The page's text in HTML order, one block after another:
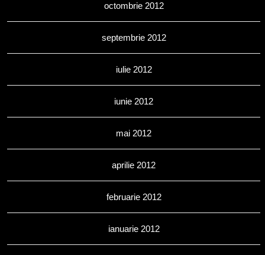
octombrie 2012
septembrie 2012
iulie 2012
iunie 2012
mai 2012
aprilie 2012
februarie 2012
ianuarie 2012